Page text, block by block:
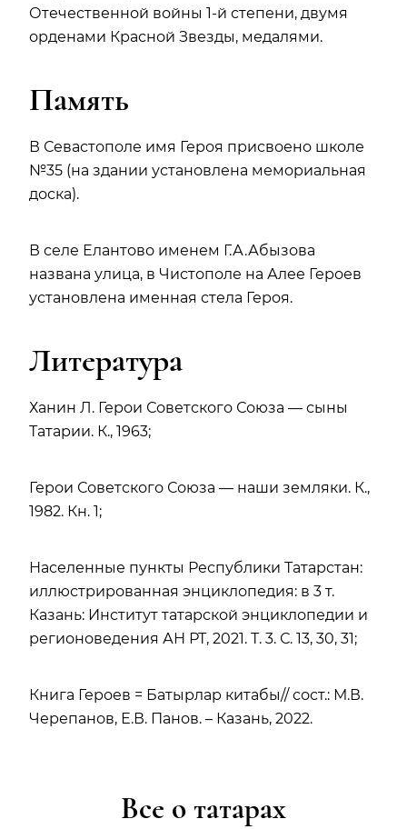
Отечественной войны 1-й степени, двумя
орденами Красной Звезды, медалями.
Память
В Севастополе имя Героя присвоено школе
№35 (на здании установлена мемориальная
доска).
В селе Елантово именем Г.А.Абызова
названа улица, в Чистополе на Алее Героев
установлена именная стела Героя.
Литература
Ханин Л. Герои Советского Союза — сыны
Татарии. К., 1963;
Герои Советского Союза — наши земляки. К.,
1982. Кн. 1;
Населенные пункты Республики Татарстан:
иллюстрированная энциклопедия: в 3 т.
Казань: Институт татарской энциклопедии и
регионоведения АН РТ, 2021. Т. 3. С. 13, 30, 31;
Книга Героев = Батырлар китабы// сост.: М.В.
Черепанов, Е.В. Панов. – Казань, 2022.
Все о татарах